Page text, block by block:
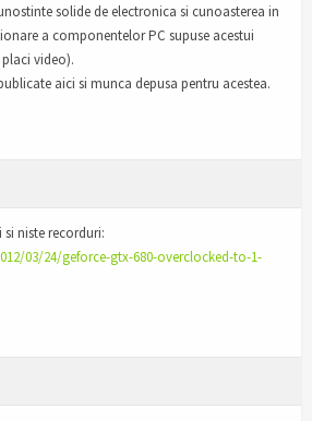
solide de electronica si cunoasterea in
a componentelor PC supuse acestui
video).
aici si munca depusa pentru acestea.
niste recorduri:
03/24/geforce-gtx-680-overclocked-to-1-